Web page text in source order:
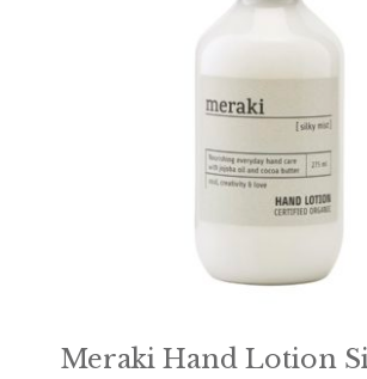
Meraki Hand Lotion